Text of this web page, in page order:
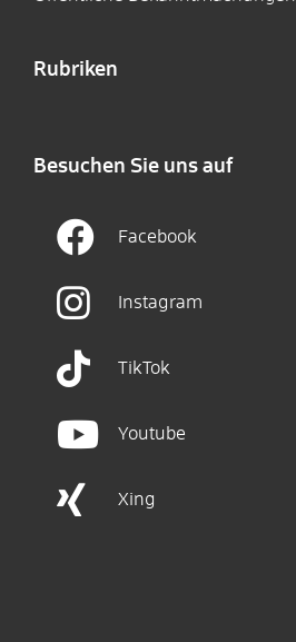
Rubriken
Besuchen Sie uns auf
Facebook
Instagram
TikTok
Youtube
Xing